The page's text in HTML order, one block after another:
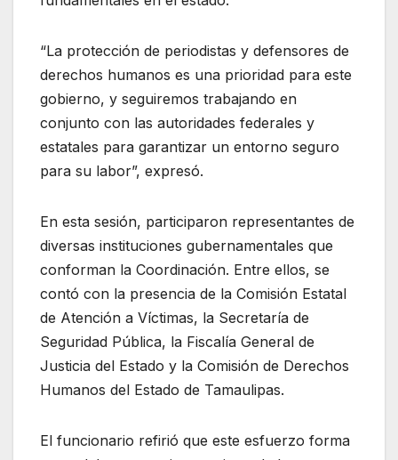
“La protección de periodistas y defensores de
derechos humanos es una prioridad para este
gobierno, y seguiremos trabajando en
conjunto con las autoridades federales y
estatales para garantizar un entorno seguro
para su labor”, expresó.
En esta sesión, participaron representantes de
diversas instituciones gubernamentales que
conforman la Coordinación. Entre ellos, se
contó con la presencia de la Comisión Estatal
de Atención a Víctimas, la Secretaría de
Seguridad Pública, la Fiscalía General de
Justicia del Estado y la Comisión de Derechos
Humanos del Estado de Tamaulipas.
El funcionario refirió que este esfuerzo forma